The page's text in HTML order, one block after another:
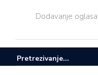
Dodavanje oglasa